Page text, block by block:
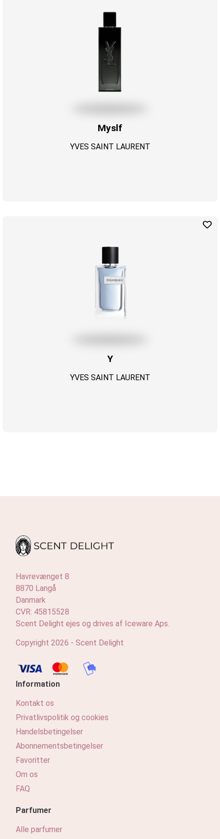
Myslf
YVES SAINT LAURENT
Y
YVES SAINT LAURENT
Havrevænget 8
8870 Langå
Danmark
CVR: 45815528
Scent Delight ejes og drives af Iceware Aps.
Copyright 2026 - Scent Delight
Information
Kontakt os
Privatlivspolitik og cookies
Handelsbetingelser
Abonnementsbetingelser
Favoritter
Om os
FAQ
Parfumer
Alle parfumer